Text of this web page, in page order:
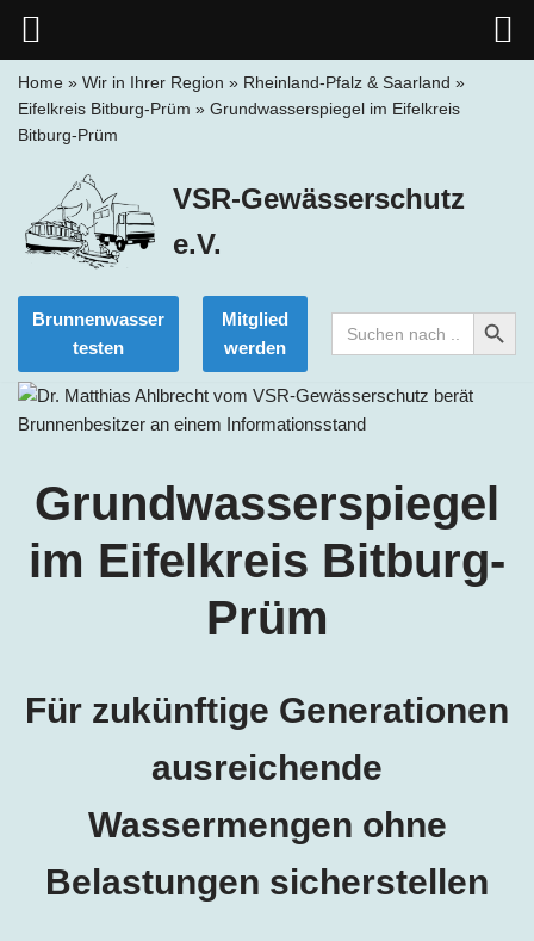
springen
Home » Wir in Ihrer Region » Rheinland-Pfalz & Saarland »
Eifelkreis Bitburg-Prüm » Grundwasserspiegel im Eifelkreis
Bitburg-Prüm
VSR-Gewässerschutz
e.V.
Brunnenwasser
testen
Mitglied
werden
Search
for:
Search Button
Grundwasserspiegel
im Eifelkreis Bitburg-
Prüm
Für zukünftige Generationen
ausreichende
Wassermengen ohne
Belastungen sicherstellen